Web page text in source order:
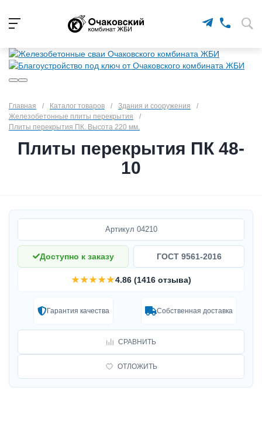
Главная / Каталог товаров / Здания и сооружения
/
Железобетонные плиты перекрытия
/
Плиты перекрытия ПК. Высота 220 мм.
Плиты перекрытия ПК 48-
10
Артикул 04210
Доступно к заказу ГОСТ 9561-2016
★★★★★4.86 (1416 отзыва)
Гарантия качества Собственная доставка
СРАВНИТЬ
ОТЛОЖИТЬ